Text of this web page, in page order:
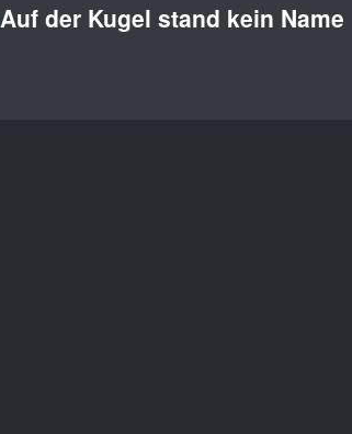
Auf der Kugel stand kein Name